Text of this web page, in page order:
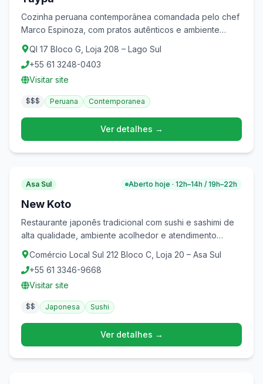
Cozinha peruana contemporânea comandada pelo chef
Marco Espinoza, com pratos autênticos e ambiente
elegante.
QI 17 Bloco G, Loja 208 – Lago Sul
+55 61 3248-0403
Visitar site
$$$ Peruana Contemporanea
Ver detalhes →
Asa Sul Aberto hoje · 12h–14h / 19h–22h
New Koto
Restaurante japonês tradicional com sushi e sashimi de
alta qualidade, ambiente acolhedor e atendimento
impecável.
Comércio Local Sul 212 Bloco C, Loja 20 – Asa Sul
+55 61 3346-9668
Visitar site
$$ Japonesa Sushi
Ver detalhes →